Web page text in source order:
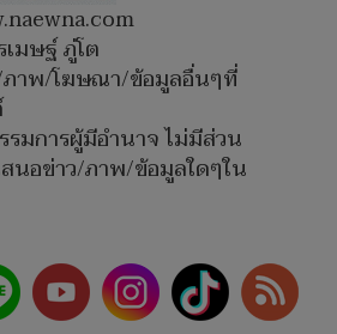
มษฐ์ ภู่โต
าพ/โฆษณา/ข้อมูลอื่นๆที่
มการผู้มีอำนาจ ไม่มีส่วน
นอข่าว/ภาพ/ข้อมูลใดๆใน